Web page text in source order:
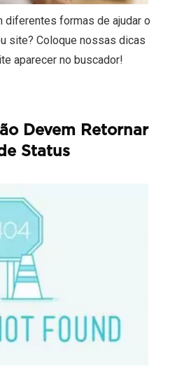
diferentes formas de ajudar o
site? Coloque nossas dicas
aparecer no buscador!
Devem Retornar
Status